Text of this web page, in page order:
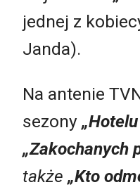
jednej z
Janda).
Na antenie
sezony
„Zakochanych
także „Kto